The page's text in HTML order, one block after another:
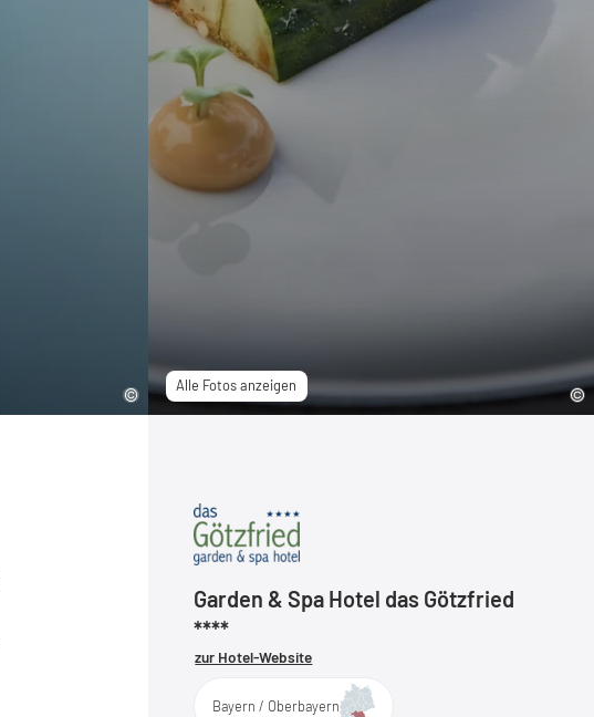
Alle Fotos anzeigen
Garden & Spa Hotel das Götzfried
****
zur Hotel-Website
Bayern / Oberbayern